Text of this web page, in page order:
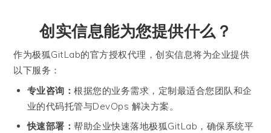
创实信息能为您提供什么？
作为极狐GitLab的官方授权代理，创实信息将为企业提供
以下服务：
专业咨询：根据您的业务需求，定制最适合您团队和企
业的代码托管与DevOps 解决方案。
快速部署：帮助企业快速落地极狐GitLab，确保系统平